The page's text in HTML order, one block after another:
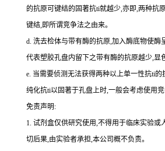
的抗原可键结的固著抗ti就越少,亦即,两种抗
键结,即所谓竞争法之由来。
d. 洗去检体与带有酶的抗原,加入酶底物使酶
代表塑胶孔盘内留下之带有酶的抗原越少,显
e. 当需要侦测无法获得两种以上单一性抗ti的
纯化抗ti以固著于孔盘上时,一般会考虑使用
免责声明:
1. 试剂盒仅供研究使用,不得用于临床实验或
切后果,由实验者承担,本公司概不负责。